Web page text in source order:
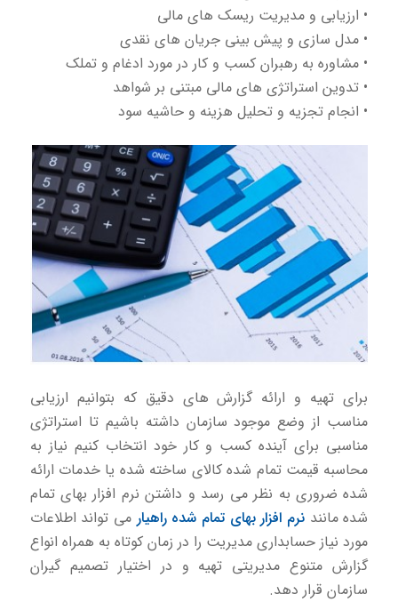
• ارزیابی و مدیریت ریسک های مالی
• مدل سازی و پیش بینی جریان های نقدی
• مشاوره به رهبران کسب و کار در مورد ادغام و تملک
• تدوین استراتژی های مالی مبتنی بر شواهد
• انجام تجزیه و تحلیل هزینه و حاشیه سود
برای تهیه و ارائه گزارش های دقیق که بتوانیم ارزیابی
مناسب از وضع موجود سازمان داشته باشیم تا استراتژی
مناسبی برای آینده کسب و کار خود انتخاب کنیم نیاز به
محاسبه قیمت تمام شده کالای ساخته شده یا خدمات ارائه
شده ضروری به نظر می رسد و داشتن نرم افزار بهای تمام
شده مانند نرم افزار بهای تمام شده راهیار می تواند اطلاعات
مورد نیاز حسابداری مدیریت را در زمان کوتاه به همراه انواع
گزارش متنوع مدیریتی تهیه و در اختیار تصمیم گیران
سازمان قرار دهد.